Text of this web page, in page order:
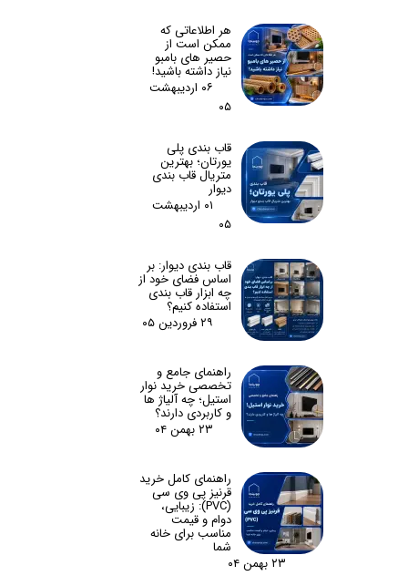
هر اطلاعاتی که
ممکن است از
حصیر های بامبو
نیاز داشته باشید!
۰۶ اردیبهشت
۰۵
قاب بندی پلی
یورتان؛ بهترین
متریال قاب بندی
دیوار
۰۱ اردیبهشت
۰۵
قاب بندی دیوار: بر
اساس فضای خود از
چه ابزار قاب بندی
استفاده کنیم؟
۲۹ فروردین ۰۵
راهنمای جامع و
تخصصی خرید نوار
استیل؛ چه آلیاژ ها
و کاربردی دارند؟
۲۳ بهمن ۰۴
راهنمای کامل خرید
قرنیز پی وی سی
(PVC): زیبایی،
دوام و قیمت
مناسب برای خانه
شما
۲۳ بهمن ۰۴